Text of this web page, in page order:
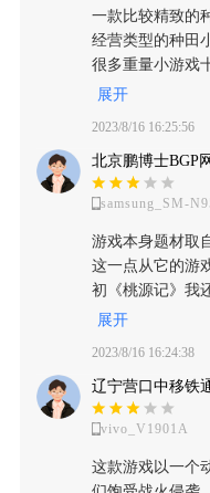
所谓的大风大浪
率可能会发烧感
丧失各种克扣奖
本身的一个难度
计】 再者对于物
养成游戏中能够
包含了从最初始
型，小到最基础
分到每一个方便
本杀店那些完全
的，明显是有真
游玩的东西到底
一个单机游戏，
高，同时在一定
真的是在纯粹的
的来说，对于这
不多非常肝的养
个人觉得游戏内
造房屋的动作和
止的，只有少数
缺乏生机，虽然
缓慢，听起来舒
其他音效也还可
作得很普通。整
缺陷。对于这样
要，所以我觉得
结一下，这款游
但玩起来还是挺
音乐制作方面都
题。总的来说，
是挺有亮点的，
68元解锁全部内
是值得一试的。
虐杀，无奈间村
情大家知道都知
戏后整体的场景
是远看还行，会
点清新淡雅的风
头，绿植，建筑
物立绘同样如此
可优点方面也是
动态的摆动，就
走动，眼睛也会
在一些茅草，杂
的蝴蝶等。所以
给玩家带来不好
的，这就能让玩
戏的核心玩法就
的玩法，但在设
（有多种资源可
材，矿物质，茅
有一种凌乱的
是强硬添加上去
形象有些单薄，
的那类纸片人形
看多了也不会觉
生存游戏】 常规
发、家园布局等
一般的模拟经营
游戏取消了离线
式，从这里也可
款策略性较强的
模拟经营，取消
需要我们更肝，
当中，突发事件
发展中，突发事
是平淡游戏中的
件，最让人崩溃
者是流民入侵我
决谜题等玩法
增加了游戏的可
人感觉出现的频
富的玩法，这款
法感觉比较休闲
直进行频繁的操
待村民收集资源
什么太大的操作
聊了。另外游戏
去收集资源等等
让操作变得稍微
满意，就得自己
戏内的村民不会
去干某件事，不
点也让游戏的操
虽然有比较详细
么而生病，直到
一款比较精致的
经营类型的种田
很多重量小游戏
大的区别，主要
控游戏中的小
新手教程设计的
要根据新手教程
容。比如如何进
础的物品等等。
言，该游戏的操
出现一些物质让
并且一开始几乎
行收集。因此游
较少的缘故，玩
行一些操作。并
的种田玩法，而
闲游戏居然可以
展开
2023/8/16 16:25:56
北京鹏博士BGP
samsung_SM-
游戏本身题材取
这一点从它的游
初《桃源记》我
也有很长一段时
题不大。 在游
本上是围绕着《
个短片的作画质
香，另一方面则
设计都偏向于这
明上河图当中人
展开
2023/8/16 16:24:38
辽宁营口中移铁
vivo_V1901A
这款游戏以一个